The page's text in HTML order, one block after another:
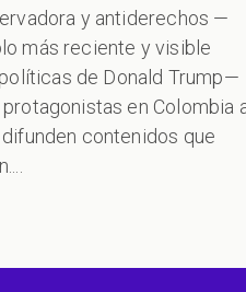
y antiderechos —
más reciente y visible
de Donald Trump—
en Colombia
contenidos que